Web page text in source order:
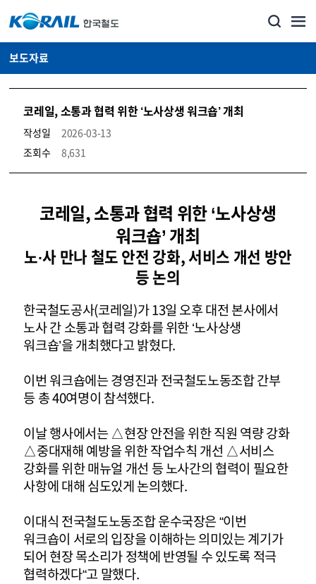
보도자료
코레일, 소통과 협력 위한 ‘노사상생 워크숍’ 개최
작성일
2026-03-13
조회수
8,631
뉴스·홍보_보도자료 상세보기 – 내용, 파일, 담당자 연락처로 구성
코레일, 소통과 협력 위한 ‘노사상생
워크숍’ 개최
노·사 만나 철도 안전 강화, 서비스 개선 방안
등 논의
한국철도공사(코레일)가 13일 오후 대전 본사에서
노사 간 소통과 협력 강화를 위한 ‘노사상생
워크숍’을 개최했다고 밝혔다.
이번 워크숍에는 경영진과 전국철도노동조합 간부
등 총 40여명이 참석했다.
이날 행사에서는 △현장 안전을 위한 직원 역량 강화
△중대재해 예방을 위한 작업수칙 개선 △서비스
강화를 위한 매뉴얼 개선 등 노사간의 협력이 필요한
사항에 대해 심도있게 논의했다.
이대식 전국철도노동조합 운수국장은 “이번
워크숍이 서로의 입장을 이해하는 의미있는 계기가
되어 현장 목소리가 정책에 반영될 수 있도록 적극
협력하겠다“고 말했다.